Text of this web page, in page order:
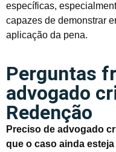
específicas,
capazes de demonstrar
aplicação da pena.
Perguntas
advogado
Redenção
Preciso de advogado
que o caso ainda